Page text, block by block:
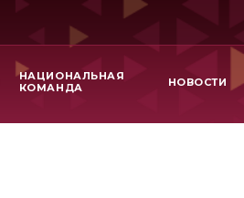
НАЦИОНАЛЬНАЯ
КОМАНДА
НОВОСТИ